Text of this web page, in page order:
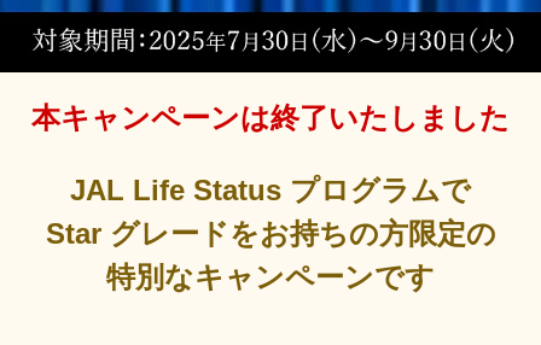
本キャンペーンは終了いたしました
JAL Life Status プログラムで
Star グレードをお持ちの方限定の
特別なキャンペーンです